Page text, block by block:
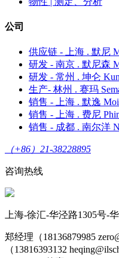
公司
供应链 - 上海 . 默尼
研发 - 南京 . 默尼森
研发 - 常州 . 坤仑
生产- 林州 . 赛玛
销售 - 上海 . 默逸
销售 - 上海 . 费尼
销售 - 成都 . 南尔洋
（+86）21-38228895
咨询热线
上海-徐汇-华泾路1305号-
郑经理（18136879985
（13816393132